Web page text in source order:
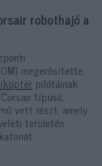
robothajó a
megerősítette,
pilótáinak
Corsair típusú,
vett részt, amely
területén